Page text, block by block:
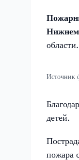
Нижнем
области.
Источник
детей.
пожара